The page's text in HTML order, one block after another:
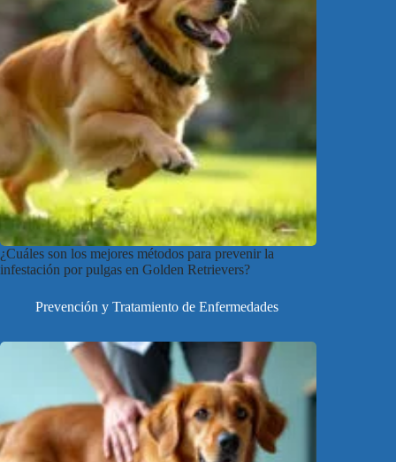
¿Cuáles son los mejores métodos para prevenir la
infestación por pulgas en Golden Retrievers?
Prevención y Tratamiento de Enfermedades